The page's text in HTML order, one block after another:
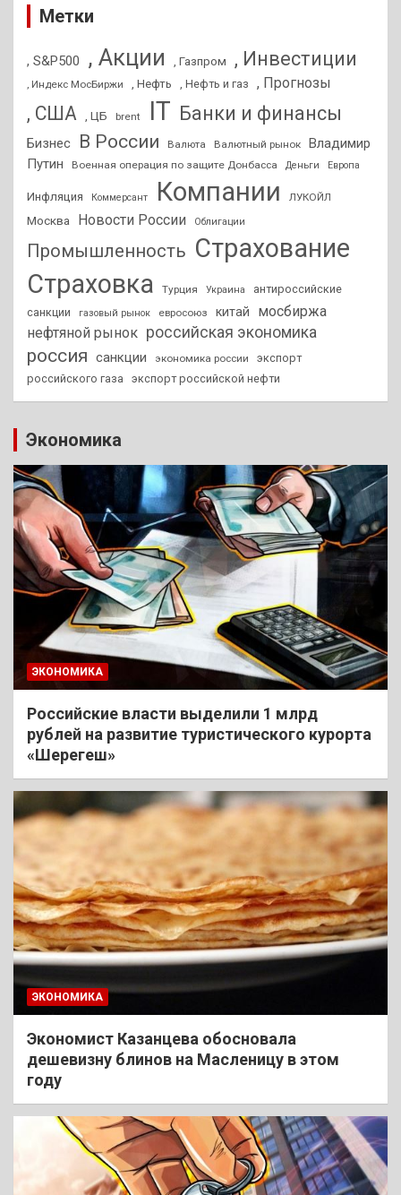
Метки
, S&P500 , Акции , Газпром , Инвестиции
, Индекс МосБиржи , Нефть , Нефть и газ , Прогнозы
, США , ЦБ brent IT Банки и финансы
Бизнес В России Валюта Валютный рынок
Владимир
Путин
Военная операция по защите Донбасса Деньги Европа
Инфляция Коммерсант Компании ЛУКОЙЛ
Москва Новости России Облигации
Промышленность Страхование
Страховка
Турция Украина
антироссийские
санкции
газовый рынок евросоюз китай
мосбиржа
нефтяной рынок российская экономика
россия санкции экономика россии
экспорт
российского газа
экспорт российской нефти
Экономика
ЭКОНОМИКА
Российские власти выделили 1 млрд
рублей на развитие туристического курорта
«Шерегеш»
ЭКОНОМИКА
Экономист Казанцева обосновала
дешевизну блинов на Масленицу в этом
году